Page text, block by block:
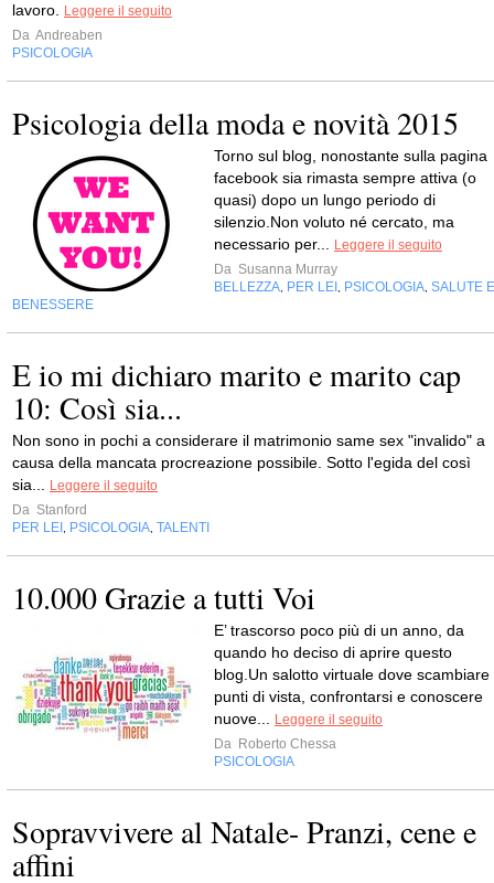
lavoro.
Leggere il seguito
Da Andreaben
PSICOLOGIA
Psicologia della moda e novità 2015
Torno sul blog, nonostante sulla pagina
facebook sia rimasta sempre attiva (o
quasi) dopo un lungo periodo di
silenzio.Non voluto né cercato, ma
necessario per...
Leggere il seguito
Da Susanna Murray
BELLEZZA PER LEI PSICOLOGIA SALUTE E
BENESSERE
E io mi dichiaro marito e marito cap
10: Così sia...
Non sono in pochi a considerare il matrimonio same sex "invalido" a
causa della mancata procreazione possibile. Sotto l'egida del così
sia...
Leggere il seguito
Da Stanford
PER LEI
PSICOLOGIA TALENTI
10.000 Grazie a tutti Voi
E’ trascorso poco più di un anno, da
quando ho deciso di aprire questo
blog.Un salotto virtuale dove scambiare
punti di vista, confrontarsi e conoscere
nuove...
Leggere il seguito
Da Roberto Chessa
PSICOLOGIA
Sopravvivere al Natale- Pranzi, cene e
affini